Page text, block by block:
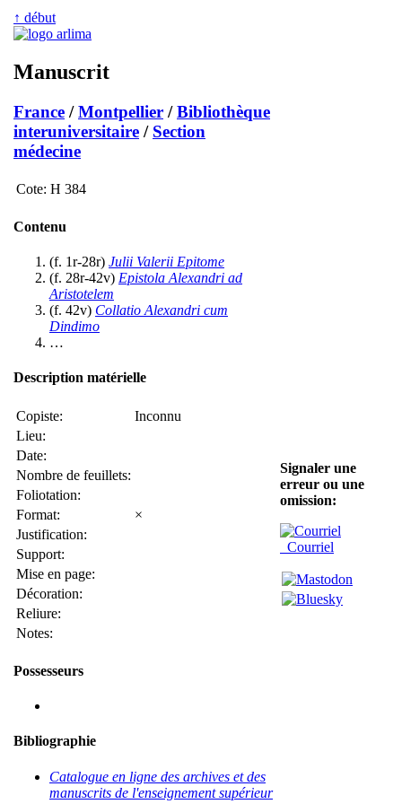
↑ début
Manuscrit
France /Montpellier /Bibliothèque
interuniversitaire / Section
médecine
Cote: H 384
Contenu
(f. 1r-28r) Julii Valerii Epitome
(f. 28r-42v) Epistola Alexandri ad
Aristotelem
(f. 42v) Collatio Alexandri cum
Dindimo
…
Description matérielle
Copiste:
Inconnu
Lieu:
Date:
Nombre de feuillets:
Foliotation:
Format:
×
Justification:
Support:
Mise en page:
Décoration:
Reliure:
Notes:
Possesseurs
Bibliographie
Catalogue en ligne des archives et des
manuscrits de l'enseignement supérieur
Signaler une
erreur ou une
omission:
Courriel